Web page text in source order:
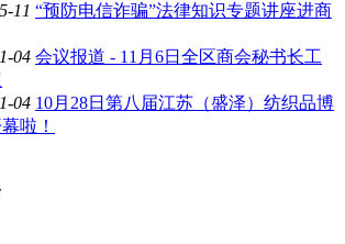
11 “预防电信诈骗”法律知识专题讲座进商
04 会议报道 - 11月6日全区商会秘书长工
04 10月28日第八届江苏（盛泽）纺织品博
啦！